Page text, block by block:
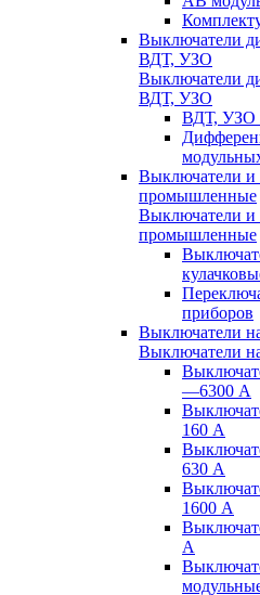
Выключатели
ВДТ, УЗО
Выключатели
ВДТ, УЗО
ВДТ, УЗО
Выключатели и
промышленные
Выключатели и
промышленные
приборов
Выключатели
Выключатели
—6300 А
160 А
630 А
1600 А
А